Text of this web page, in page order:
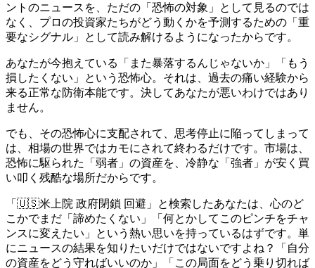
ントのニュースを、ただの「恐怖の対象」として見るのでは
なく、プロの投資家たちがどう動くかを予測するための「重
要なシグナル」として読み解けるようになったからです。
あなたが今抱えている「また暴落するんじゃないか」「もう
損したくない」という恐怖心。それは、過去の痛い経験から
来る正常な防衛本能です。決してあなたが悪いわけではあり
ません。
でも、その恐怖心に支配されて、思考停止に陥ってしまって
は、相場の世界ではカモにされて終わるだけです。市場は、
恐怖に駆られた「弱者」の資産を、冷静な「強者」が安く買
い叩く残酷な場所だからです。
「🇺🇸米上院 政府閉鎖 回避」と検索したあなたは、心のど
こかでまだ「諦めたくない」「何とかしてこのピンチをチャ
ンスに変えたい」という熱い思いを持っているはずです。単
にニュースの結果を知りたいだけではないですよね？「自分
の資産をどう守ればいいのか」「この局面をどう乗り切れば